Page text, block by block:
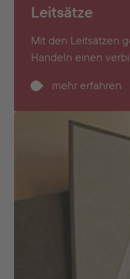
Leitsätze
Mit den Leitsätzen
Handeln einen
mehr erfahren